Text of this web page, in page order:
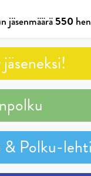
jäsenmäärä550
& Polku-lehti